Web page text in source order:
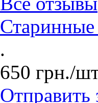
Старинные
.
650 грн./
Отправить